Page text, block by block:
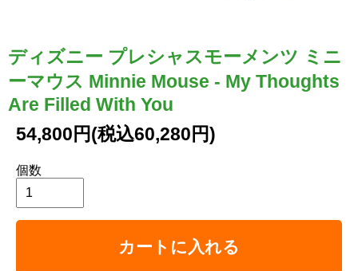
ディズニー プレシャスモーメンツ ミニ
ーマウス Minnie Mouse - My Thoughts
Are Filled With You
54,800円(税込60,280円)
個数
カートに入れる